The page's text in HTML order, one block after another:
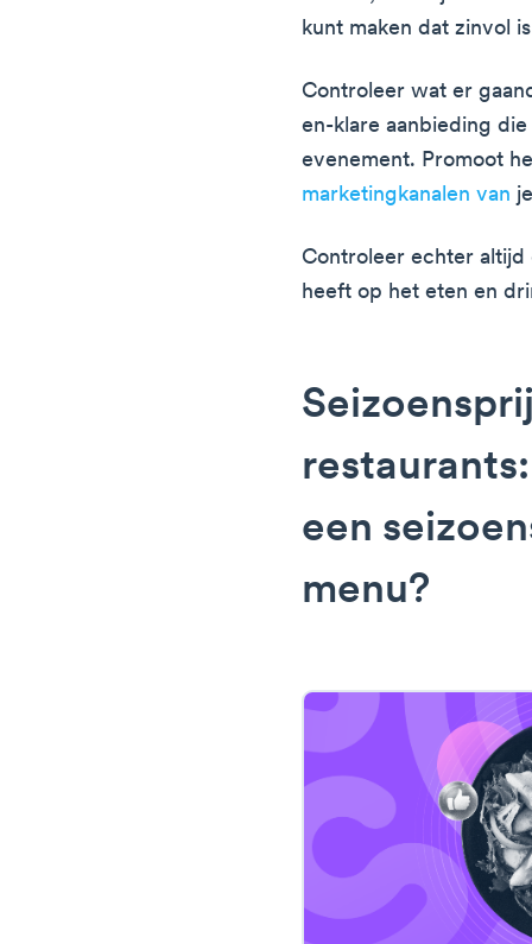
kunt maken dat zinvol
Controleer wat er
en-klare aanbieding
evenement. Promoot
marketingkanalen van
Controleer echter
heeft op het eten en
een
menu?